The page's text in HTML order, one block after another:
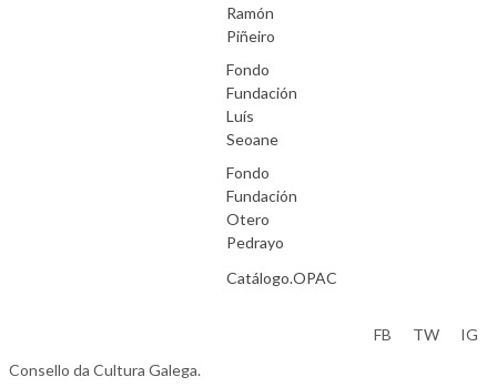
Ramón
Piñeiro
Fondo
Fundación
Luís
Seoane
Fondo
Fundación
Otero
Pedrayo
Catálogo.OPAC
Consello da Cultura Galega.
FB TW IG